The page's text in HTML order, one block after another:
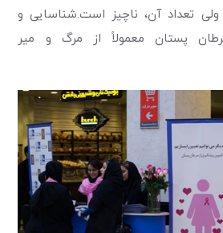
ولی تعداد آن، ناچيز است.شناسایی و
پستان معمولاً از مرگ و مير